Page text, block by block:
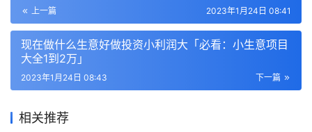
上一篇 2023年1月24日 08:41
现在做什么生意好做投资小利润大「必看：小生意项目
大全1到2万」
下一篇
2023年1月24日 08:43
相关推荐